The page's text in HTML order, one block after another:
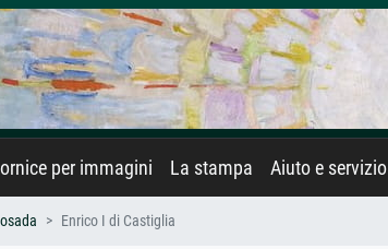
per immagini La stampa Aiuto e servizio
Enrico I di Castiglia